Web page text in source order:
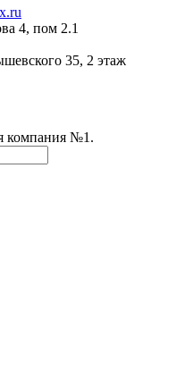
4, пом 2.1
35, 2 этаж
компания №1.